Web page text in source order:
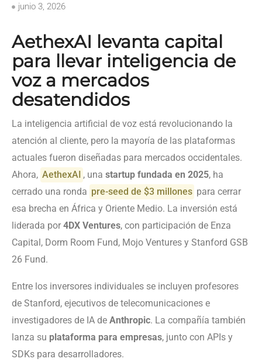
junio 3, 2026
AethexAI levanta capital
para llevar inteligencia de
voz a mercados
desatendidos
La inteligencia artificial de voz está revolucionando la
atención al cliente, pero la mayoría de las plataformas
actuales fueron diseñadas para mercados occidentales.
Ahora, AethexAI , unastartup fundada en 2025, ha
cerrado una ronda pre-seed de $3 millones para cerrar
esa brecha en África y Oriente Medio. La inversión está
liderada por 4DX Ventures, con participación de Enza
Capital, Dorm Room Fund, Mojo Ventures y Stanford GSB
26 Fund.
Entre los inversores individuales se incluyen profesores
de Stanford, ejecutivos de telecomunicaciones e
investigadores de IA de Anthropic. La compañía también
lanza su plataforma para empresas, junto con APIs y
SDKs para desarrolladores.